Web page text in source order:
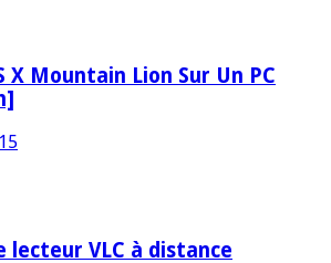
X Mountain Lion Sur Un PC
15
lecteur VLC à distance